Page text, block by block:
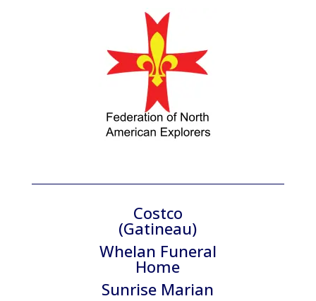
Costco
(Gatineau)
Whelan Funeral
Home
Sunrise Marian